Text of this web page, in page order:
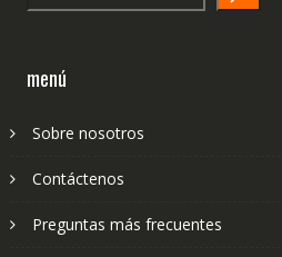
menú
Sobre nosotros
Contáctenos
Preguntas más frecuentes